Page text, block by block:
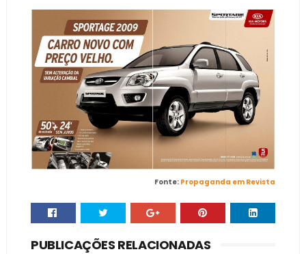
Fonte: Propaganda em Revista
PUBLICAÇÕES RELACIONADAS